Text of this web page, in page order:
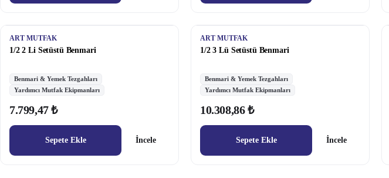
ART MUTFAK
1/2 2 Li Setüstü Benmari
Benmari & Yemek Tezgahları
Yardımcı Mutfak Ekipmanları
7.799,47 ₺
Sepete Ekle İncele
ART MUTFAK
1/2 3 Lü Setüstü Benmari
Benmari & Yemek Tezgahları
Yardımcı Mutfak Ekipmanları
10.308,86 ₺
Sepete Ekle İncele